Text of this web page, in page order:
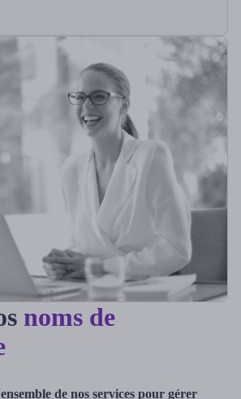
noms de
de nos services pour gérer